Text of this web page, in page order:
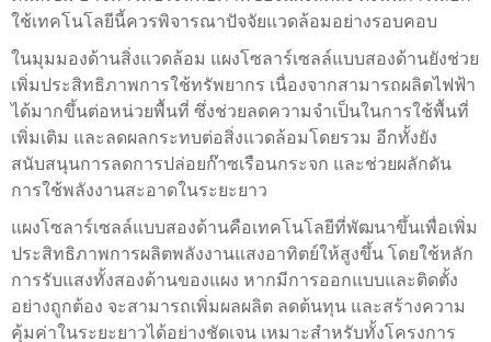
ใช้เทคโนโลยีนี้ควรพิจารณาปัจจัยแวดล้อมอย่างรอบคอบ
ในมุมมองด้านสิ่งแวดล้อม แผงโซลาร์เซลล์แบบสองด้านยังช่วย
เพิ่มประสิทธิภาพการใช้ทรัพยากร เนื่องจากสามารถผลิตไฟฟ้า
ได้มากขึ้นต่อหน่วยพื้นที่ ซึ่งช่วยลดความจำเป็นในการใช้พื้นที่
เพิ่มเติม และลดผลกระทบต่อสิ่งแวดล้อมโดยรวม อีกทั้งยัง
สนับสนุนการลดการปล่อยก๊าซเรือนกระจก และช่วยผลักดัน
การใช้พลังงานสะอาดในระยะยาว
แผงโซลาร์เซลล์แบบสองด้านคือเทคโนโลยีที่พัฒนาขึ้นเพื่อเพิ่ม
ประสิทธิภาพการผลิตพลังงานแสงอาทิตย์ให้สูงขึ้น โดยใช้หลัก
การรับแสงทั้งสองด้านของแผง หากมีการออกแบบและติดตั้ง
อย่างถูกต้อง จะสามารถเพิ่มผลผลิต ลดต้นทุน และสร้างความ
คุ้มค่าในระยะยาวได้อย่างชัดเจน เหมาะสำหรับทั้งโครงการ